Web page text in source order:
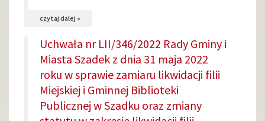
organizacyjno-
finansowe
działalności
Miejskiej
i
czytaj dalej »
Załącznik
1
umowy
Uchwała nr LII/346/2022 Rady Gminy i
Miasta Szadek z dnia 31 maja 2022
roku w sprawie zamiaru likwidacji filii
Miejskiej i Gminnej Biblioteki
Publicznej w Szadku oraz zmiany